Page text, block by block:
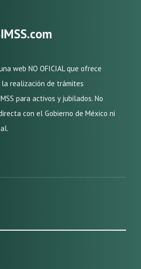
web NO OFICIAL que ofrece
realización de trámites
para activos y jubilados. No
con el Gobierno de México ni